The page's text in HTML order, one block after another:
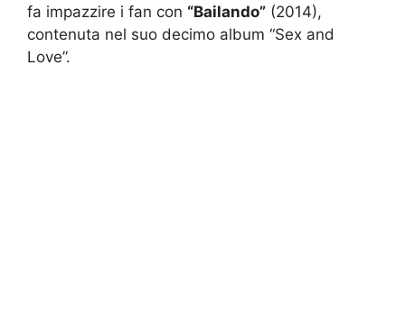
fa impazzire i fan con “Bailando” (2014),
contenuta nel suo decimo album “Sex and
Love”.